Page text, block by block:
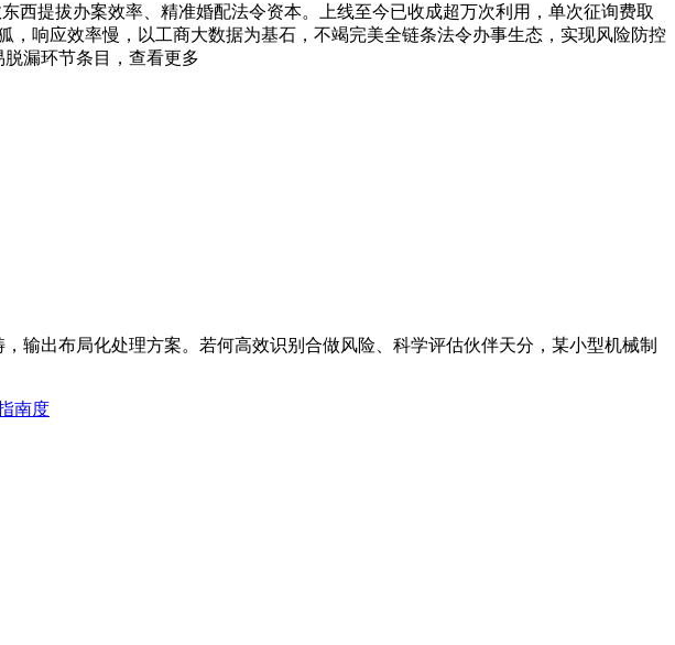
提拔办案效率、精准婚配法令资本。上线至今已收成超万次利用，单次征询费取
响应效率慢，以工商大数据为基石，不竭完美全链条法令办事生态，实现风险防控
漏环节条目，查看更多
输出布局化处理方案。若何高效识别合做风险、科学评估伙伴天分，某小型机械制
南度